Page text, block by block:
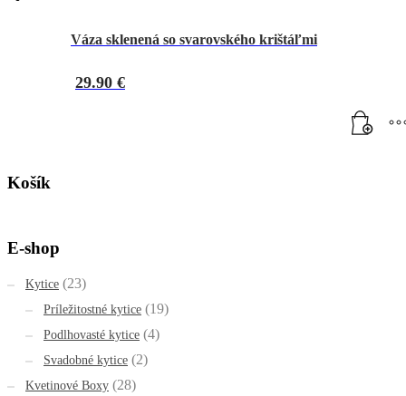
Váza sklenená so svarovského krištáľmi
29.90 €
Košík
E-shop
Kytice (23)
Príležitostné kytice (19)
Podlhovasté kytice (4)
Svadobné kytice (2)
Kvetinové Boxy (28)